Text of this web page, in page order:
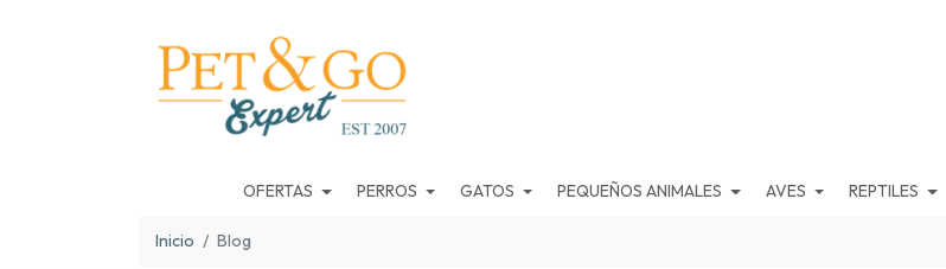
OFERTAS PERROS GATOS PEQUEÑOS ANIMALES AVES REPTILES
Inicio Blog